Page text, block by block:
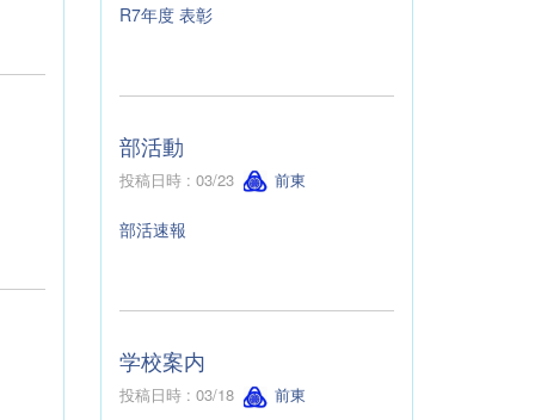
R7年度 表彰
部活動
投稿日時 : 03/23 前東
部活速報
学校案内
投稿日時 : 03/18 前東